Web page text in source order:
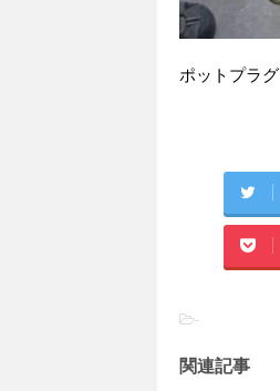
ポットプラグ
-
関連記事